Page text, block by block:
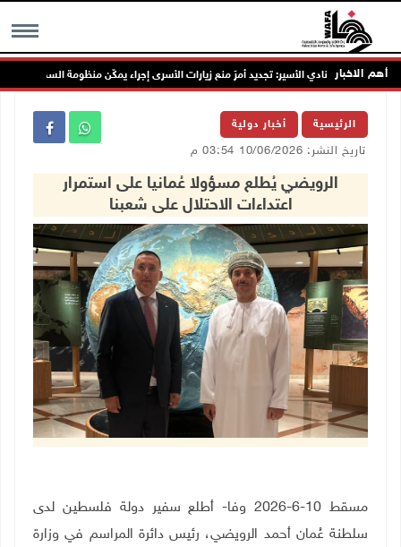
MENU أهم الاخبارنادي الأسير: تجديد أمرَ منع زيارات الأسرى إجراء يمكّن منظومة السجون من
الرئيسية أخبار دولية
تاريخ النشر: 10/06/2026 03:54 م
الرويضي يُطلع مسؤولا عُمانيا على استمرار
اعتداءات الاحتلال على شعبنا
مسقط 10-6-2026 وفا- أطلع سفير دولة فلسطين لدى
سلطنة عُمان أحمد الرويضي، رئيس دائرة المراسم في وزارة